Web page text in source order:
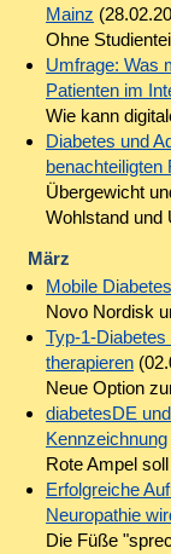
Mainz
Ohne
Umfrage: Was
Patienten im
Wie kann
Diabetes und
benachteiligten
Übergewicht
Wohlstand und
März
Mobile
Novo Nordisk
Typ-1-
therapieren
Neue Option
diabetesDE
Kennzeichnung
Rote Ampel
Erfolgreiche
Neuropathie
Die Füße